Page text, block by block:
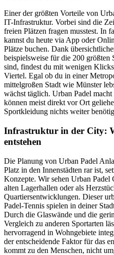
Einer der größten Vorteile von
IT-Infrastruktur. Vorbei sind die
freien Plätzen fragen musstest. In
kannst du heute via App oder
Plätze buchen. Dank
beispielsweise für die 200 größten
sind, findest du mit wenigen
Viertel. Egal ob du in einer
mittelgroßen Stadt wie Münster
wächst täglich. Urban Padel
können meist direkt vor Ort
Sportkleidung nichts weiter
Infrastruktur in der City:
entstehen
Die Planung von Urban Padel
Platz in den Innenstädten rar ist,
Konzepte. Wir sehen Urban Padel
alten Lagerhallen oder als
Quartiersentwicklungen. Dieser
Padel-Tennis spielen in deiner
Durch die Glaswände und die
Vergleich zu anderen Sportarten
hervorragend in Wohngebiete
der entscheidende Faktor für das
kommt zu den Menschen, nicht